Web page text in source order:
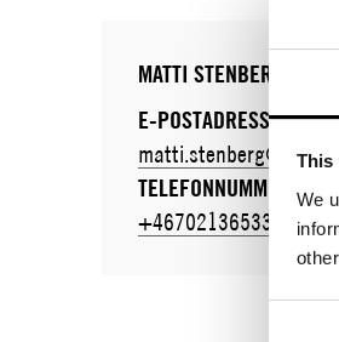
This
We
MATTI STENBERG
E-POSTADRESS:
TELEFONNUMMER:
+46702136533